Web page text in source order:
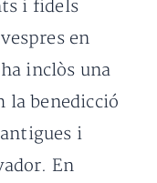
i fidels
en
inclòs una
la benedicció
i
En